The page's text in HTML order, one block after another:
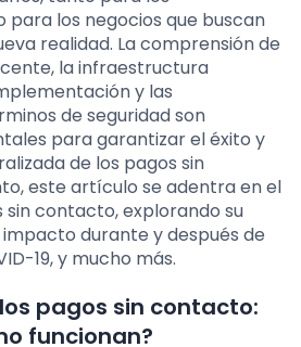
para los negocios que buscan
realidad. La comprensión de
la infraestructura
y las
de seguridad son
para garantizar el éxito y
de los pagos sin
este artículo se adentra en el
sin contacto, explorando su
durante y después de
19, y mucho más.
pagos sin contacto:
funcionan?